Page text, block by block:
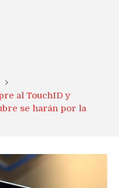
al TouchID y
se harán por la